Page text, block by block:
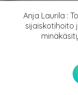
Anja Laurila :
sijaiskotihoito